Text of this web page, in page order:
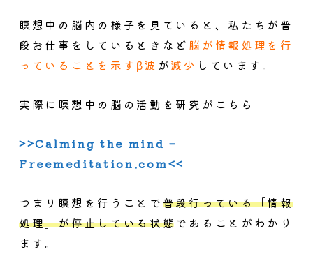
瞑想中の脳内の様子を見ていると、私たちが普
段お仕事をしているときなど 脳が情報処理を行
っていることを示すβ波 が減少 しています。
実際に瞑想中の脳の活動を研究がこちら
>>Calming the mind –
Freemeditation.com<<
つまり瞑想を行うことで普段行っている「情報
処理」が停止している状態であることがわかり
ます。